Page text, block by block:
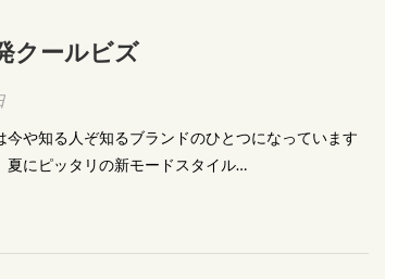
クールビズ
や知る人ぞ知るブランドのひとつになっています
夏にピッタリの新モードスタイル…